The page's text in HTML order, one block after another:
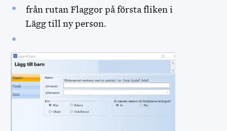
från rutan Flaggor på första fliken i
Lägg till ny person.